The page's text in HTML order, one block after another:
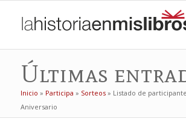
Últimas
Inicio » Participa » Sorteos» Listado de
Aniversario